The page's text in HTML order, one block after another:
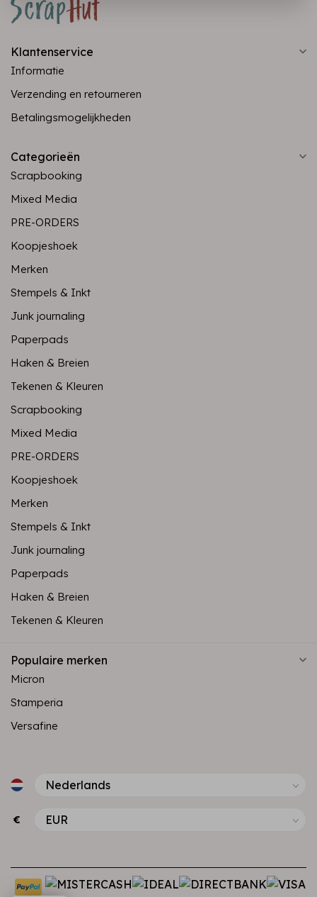
Klantenservice
Informatie
Verzending en retourneren
Betalingsmogelijkheden
Categorieën
Scrapbooking
Mixed Media
PRE-ORDERS
Koopjeshoek
Merken
Stempels & Inkt
Junk journaling
Paperpads
Haken & Breien
Tekenen & Kleuren
Scrapbooking
Mixed Media
PRE-ORDERS
Koopjeshoek
Merken
Stempels & Inkt
Junk journaling
Paperpads
Haken & Breien
Tekenen & Kleuren
Populaire merken
Micron
Stamperia
Versafine
€